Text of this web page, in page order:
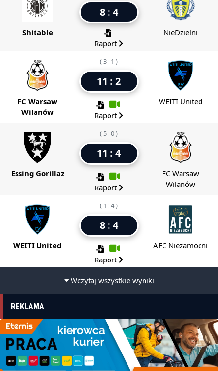
Shitable
8 : 4
Raport
NieDzielni
FC Warsaw
Wilanów
( 3 : 1 )
11 : 2
Raport
WEITI United
Essing Gorillaz
( 5 : 0 )
11 : 4
Raport
FC Warsaw
Wilanów
WEITI United
( 1 : 4 )
8 : 4
Raport
AFC Niezamocni
Wczytaj wszystkie wyniki
REKLAMA